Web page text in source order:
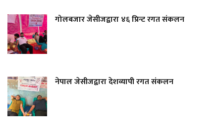
गोलबजार जेसीजद्वारा ४६ प्रिन्ट रगत संकलन
नेपाल जेसीजद्वारा देशव्यापी रगत संकलन